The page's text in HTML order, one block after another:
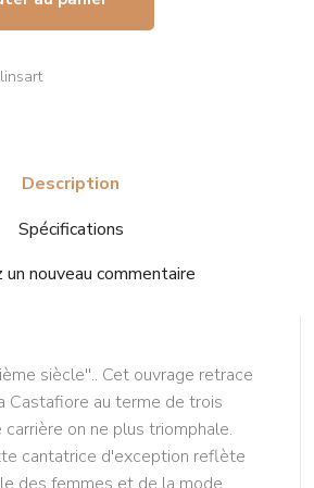
Description
Spécifications
nouveau commentaire
siècle''.. Cet ouvrage retrace
Castafiore au terme de trois
on ne plus triomphale.
cantatrice d'exception reflète